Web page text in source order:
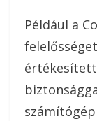
Például a